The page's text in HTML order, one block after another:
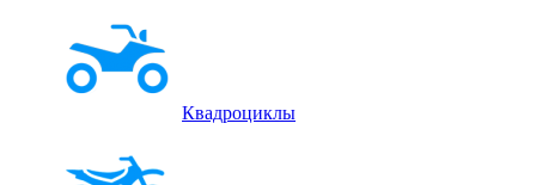
Квадроциклы